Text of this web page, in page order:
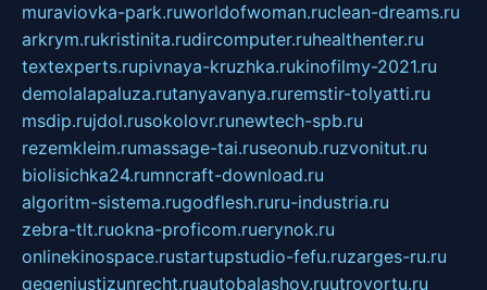
muraviovka-park.ruworldofwoman.ruclean-dreams.ru
arkrym.rukristinita.rudircomputer.ruhealthenter.ru
textexperts.rupivnaya-kruzhka.rukinofilmy-2021.ru
demolalapaluza.rutanyavanya.ruremstir-tolyatti.ru
msdip.rujdol.rusokolovr.runewtech-spb.ru
rezemkleim.rumassage-tai.ruseonub.ruzvonitut.ru
biolisichka24.rumncraft-download.ru
algoritm-sistema.rugodflesh.ruru-industria.ru
zebra-tlt.ruokna-proficom.ruerynok.ru
onlinekinospace.rustartupstudio-fefu.ruzarges-ru.ru
gegenjustizunrecht.ruautobalashov.ruutrovortu.ru